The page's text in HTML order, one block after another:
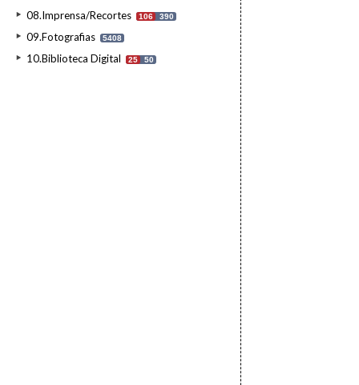
08.Imprensa/Recortes 106 390
09.Fotografias 5408
10.Biblioteca Digital 25 50